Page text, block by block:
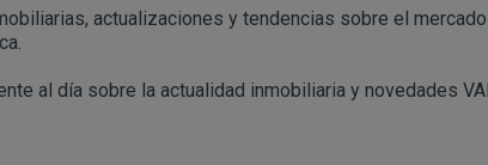
actualizaciones y tendencias sobre el
al día sobre la actualidad inmobiliaria y novedades